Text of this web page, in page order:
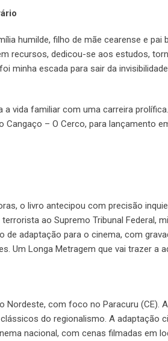
humilde, filho de mãe cearense e pai
recursos, dedicou-se aos estudos,
minha escada para sair da
vida familiar com uma carreira
– O Cerco, para lançamento
o livro antecipou com precisão
ao Supremo Tribunal Federal,
adaptação para o cinema, com
Um Longa Metragem que vai trazer a
com foco no Paracuru (CE).
do regionalismo. A adaptação
nacional, com cenas filmadas em